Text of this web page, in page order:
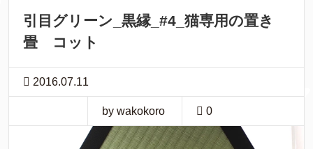
引目グリーン_黒縁_#4_猫専用の置き
畳 コット
2016.07.11
by wakokoro 0